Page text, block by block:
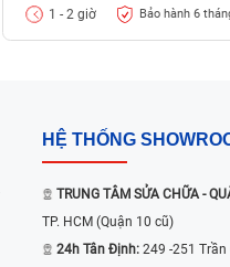
1 - 2 giờ Bảo hành 6
HỆ THỐNG
TRUNG TÂM SỬA CHỮA -
TP. HCM (Quận 10 cũ)
24h Tân Định: 249 -251 Trần